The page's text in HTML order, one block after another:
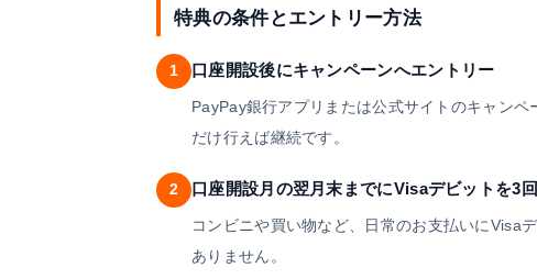
特典の条件とエントリー方法
1 口座開設後にキャンペーンへエントリー
PayPay銀行アプリまたは公式サイトのキャン
だけ行えば継続です。
2 口座開設月の翌月末までにVisaデビットを3
コンビニや買い物など、日常のお支払いにVisa
ありません。